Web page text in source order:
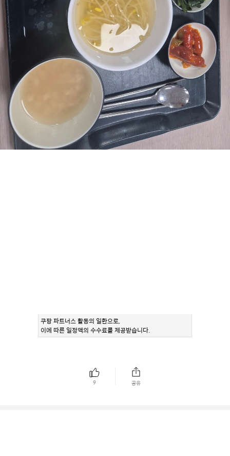
쿠팡 파트너스 활동의 일환으로,
이에 따른 일정액의 수수료를 제공받습니다.
9 공유